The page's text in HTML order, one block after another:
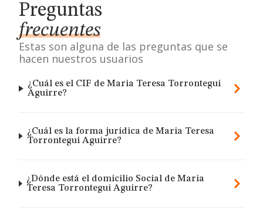
Preguntas
frecuentes
Estas son alguna de las preguntas que se
hacen nuestros usuarios
¿Cuál es el CIF de Maria Teresa Torrontegui
Aguirre?
¿Cuál es la forma jurídica de Maria Teresa
Torrontegui Aguirre?
¿Dónde está el domicilio Social de Maria
Teresa Torrontegui Aguirre?